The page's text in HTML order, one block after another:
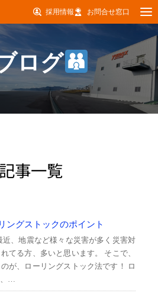
採用情報 お問合せ窓口
ログ
事一覧
ングストックのポイント
近、地震など様々な災害が多く災害対
てる方、多いと思います。 そこで、
が、ローリングストック法です！ ロ
…